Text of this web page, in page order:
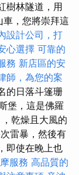
樹林隧道，用
，您將崇拜這
設計公司，打
心選擇 可靠的
務 新店區的安
師，為您的案
的日落斗篷珊
堡，這是佛羅
乾燥且大風的
雷暴，然後有
即使在晚上也
服務 高品質的